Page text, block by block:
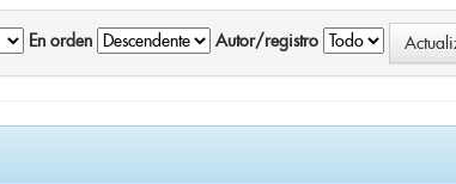
En orden Autor/registro